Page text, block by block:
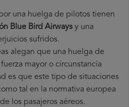
una huelga de pilotos tienen
Blue Bird Airways y una
sufridos.
alegan que una huelga de
mayor o circunstancia
es que este tipo de situaciones
tal en la normativa europea
los pasajeros aéreos.